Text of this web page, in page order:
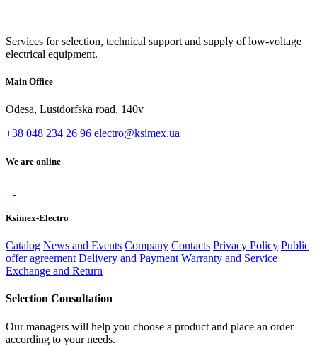
Services for selection, technical support and supply of low-voltage
electrical equipment.
Main Office
Odesa, Lustdorfska road, 140v
+38 048 234 26 96 electro@ksimex.ua
We are online
Ksimex-Electro
Catalog News and Events Company Contacts Privacy Policy Public
offer agreement Delivery and Payment Warranty and Service
Exchange and Return
Selection Consultation
Our managers will help you choose a product and place an order
according to your needs.